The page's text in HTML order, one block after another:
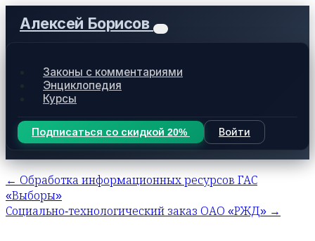
Алексей Борисов
Законы с комментариями
Энциклопедия
Курсы
Подписаться со скидкой 20% Войти
← Обработка информационных ресурсов ГАС
«Выборы»
Социально-технологический заказ ОАО «РЖД» →